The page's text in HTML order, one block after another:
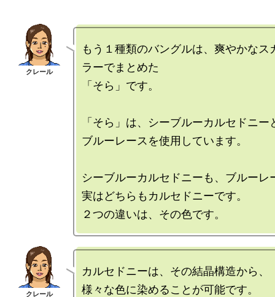
もう１種類のバングルは、爽やかなス
ラーでまとめた
「そら」です。
「そら」は、シーブルーカルセドニー
ブルーレースを使用しています。
シーブルーカルセドニーも、ブルーレ
実はどちらもカルセドニーです。
カルセドニーは、その結晶構造から、
様々な色に染めることが可能です。